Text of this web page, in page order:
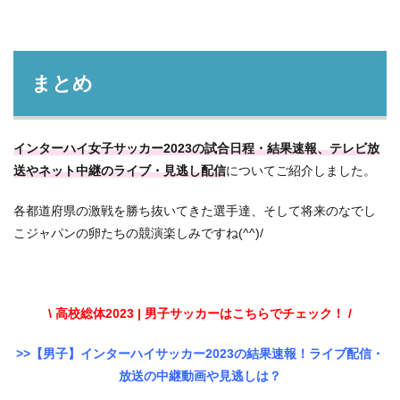
まとめ
インターハイ女子サッカー2023の試合日程・結果速報、テレビ放
送やネット中継のライブ・見逃し配信についてご紹介しました。
各都道府県の激戦を勝ち抜いてきた選手達、そして将来のなでし
こジャパンの卵たちの競演楽しみですね(^^)/
\ 高校総体2023 | 男子サッカーはこちらでチェック！ /
>>【男子】インターハイサッカー2023の結果速報！ライブ配信・
放送の中継動画や見逃しは？